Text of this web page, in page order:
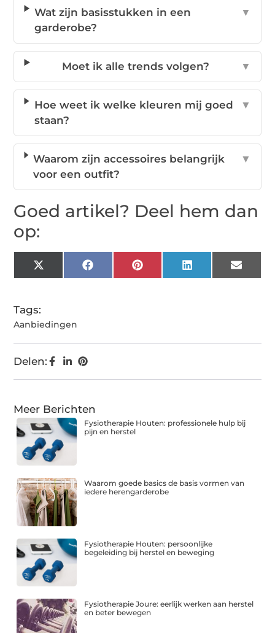
Wat zijn basisstukken in een
garderobe?
▼
Moet ik alle trends volgen? ▼
Hoe weet ik welke kleuren mij goed
staan?
▼
Waarom zijn accessoires belangrijk
voor een outfit?
▼
Goed artikel? Deel hem dan
op:
X
(Twitter)
FacebookPinterestLinkedIn Email
Tags:
Aanbiedingen
Delen:
Meer Berichten
Fysiotherapie Houten: professionele hulp bij
pijn en herstel
Waarom goede basics de basis vormen van
iedere herengarderobe
Fysiotherapie Houten: persoonlijke
begeleiding bij herstel en beweging
Fysiotherapie Joure: eerlijk werken aan herstel
en beter bewegen